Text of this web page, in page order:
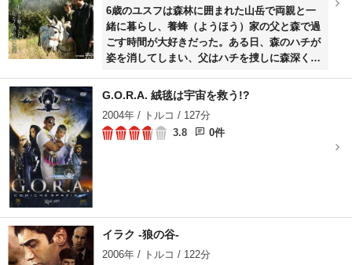
バイバル能力を発揮する。
6歳のユスフは森林に囲まれた山岳で両親と一
緒に暮らし、養蜂（ようほう）家の父と森で過
ごす時間が大好きだった。ある日、森のハチが
姿を消してしまい、父はハチを捜しに森深くに
葉が失われてしまう。やがてユスフは、一人で
幻想的な森の奥へ入っていくが……。
G.O.R.A. 絨毯は宇宙を救う!?
2004年 / トルコ / 127分
3.8
0件
イラク -狼の谷-
2006年 / トルコ / 122分